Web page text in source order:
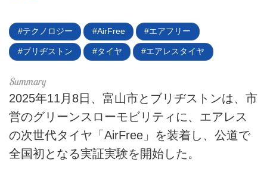
ライフスタイル
このメディアについて
運営会社
利用規約
テクノロジー AirFree エアフリー
ブリヂストン タイヤ エアレスタイヤ
2025年11月8日、富山市とブリヂストンは、市
営のグリーンスローモビリティに、エアレス
の次世代タイヤ「AirFree」を装着し、公道で
全国初となる実証実験を開始した。